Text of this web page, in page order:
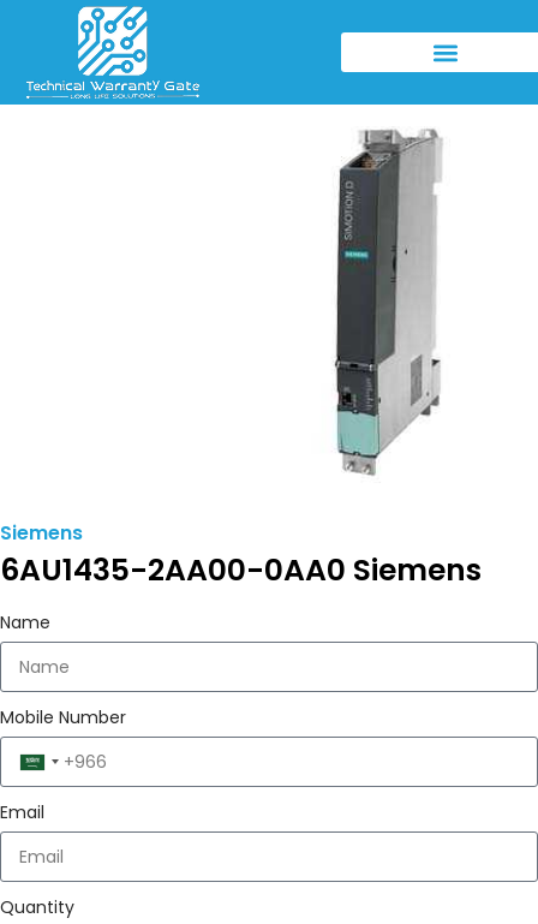
Siemens
6AU1435-2AA00-0AA0 Siemens
Name
Mobile Number
Saudi
Arabia
+966
Email
Quantity